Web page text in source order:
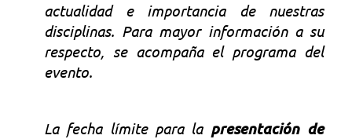
actualidad e importancia de nuestras
disciplinas. Para mayor información a su
respecto, se acompaña el programa del
evento.
La fecha límite para la presentación de